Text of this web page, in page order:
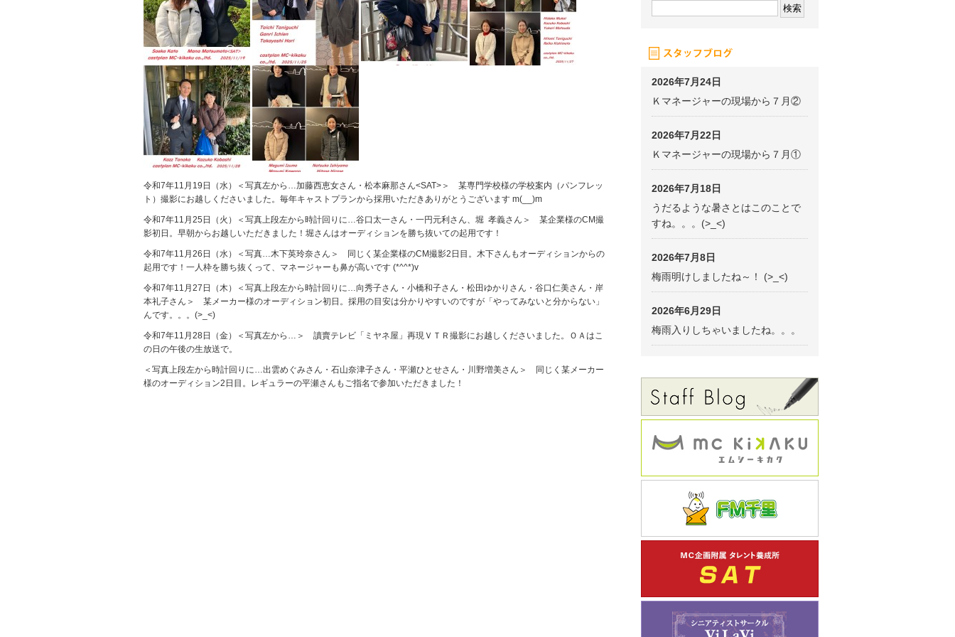
令和7年11月19日（水）＜写真左から…加藤西恵女さん・松本麻那さん<SAT>＞ 某専門学校様の学校案内（パンフレッ
ト）撮影にお越しくださいました。毎年キャストプランから採用いただきありがとうございます m(__)m
令和7年11月25日（火）＜写真上段左から時計回りに…谷口太一さん・一円元利さん、堀 孝義さん＞ 某企業様のCM撮
影初日。早朝からお越しいただきました！堀さんはオーディションを勝ち抜いての起用です！
令和7年11月26日（水）＜写真…木下英玲奈さん＞ 同じく某企業様のCM撮影2日目。木下さんもオーディションからの
起用です！一人枠を勝ち抜くって、マネージャーも鼻が高いです (*^^*)v
令和7年11月27日（木）＜写真上段左から時計回りに…向秀子さん・小橋和子さん・松田ゆかりさん・谷口仁美さん・岸
本礼子さん＞ 某メーカー様のオーディション初日。採用の目安は分かりやすいのですが「やってみないと分からない」
んです。。。(>_<)
令和7年11月28日（金）＜写真左から…＞ 讀賣テレビ「ミヤネ屋」再現ＶＴＲ撮影にお越しくださいました。ＯＡはこ
の日の午後の生放送で。
＜写真上段左から時計回りに…出雲めぐみさん・石山奈津子さん・平瀬ひとせさん・川野増美さん＞ 同じく某メーカー
様のオーディション2日目。レギュラーの平瀬さんもご指名で参加いただきました！
2026年7月24日
Ｋマネージャーの現場から７月②
2026年7月22日
Ｋマネージャーの現場から７月①
2026年7月18日
うだるような暑さとはこのことで
すね。。。(>_<)
2026年7月8日
梅雨明けしましたね～！ (>_<)
2026年6月29日
梅雨入りしちゃいましたね。。。